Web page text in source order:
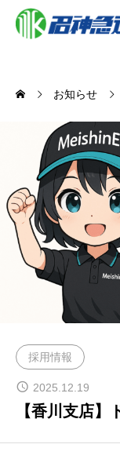
事業案内
取り組み
会社案内
採用情報
お知らせ
採用情報
2025.12.19
【香川支店】